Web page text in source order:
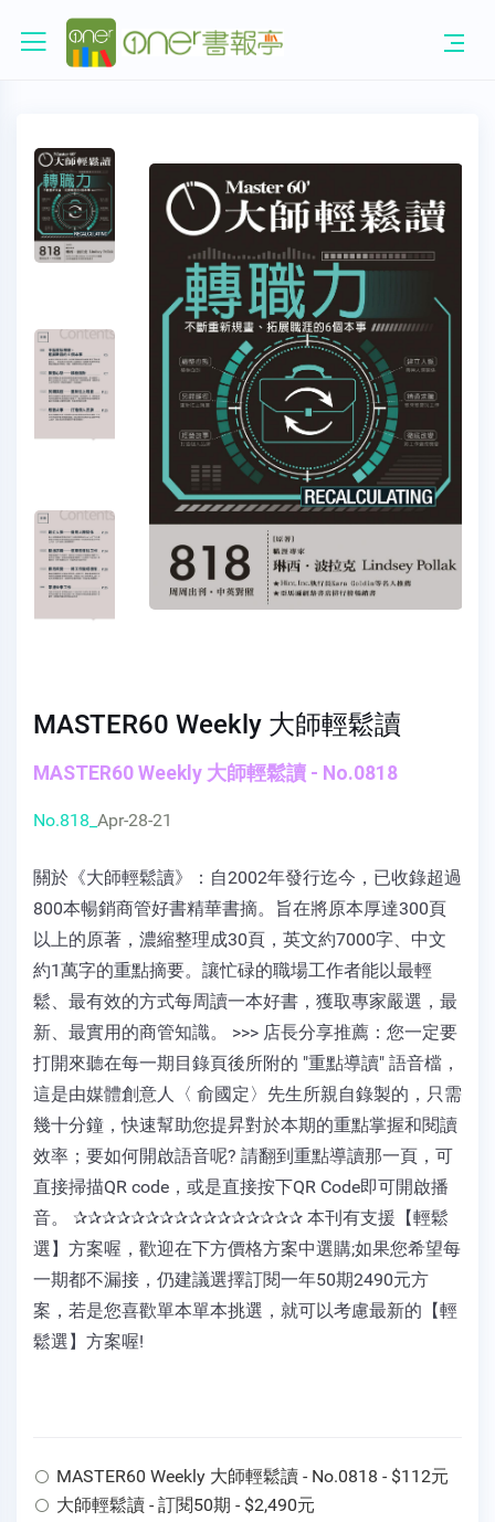
MASTER60 Weekly 大師輕鬆讀
MASTER60 Weekly 大師輕鬆讀 - No.0818
No.818_ Apr-28-21
關於《大師輕鬆讀》：自2002年發行迄今，已收錄超過
800本暢銷商管好書精華書摘。旨在將原本厚達300頁
以上的原著，濃縮整理成30頁，英文約7000字、中文
約1萬字的重點摘要。讓忙碌的職場工作者能以最輕
鬆、最有效的方式每周讀一本好書，獲取專家嚴選，最
新、最實用的商管知識。 >>> 店長分享推薦：您一定要
打開來聽在每一期目錄頁後所附的 "重點導讀" 語音檔，
這是由媒體創意人〈 俞國定〉先生所親自錄製的，只需
幾十分鐘，快速幫助您提昇對於本期的重點掌握和閱讀
效率；要如何開啟語音呢? 請翻到重點導讀那一頁，可
直接掃描QR code，或是直接按下QR Code即可開啟播
音。 ✰✰✰✰✰✰✰✰✰✰✰✰✰✰✰✰ 本刊有支援【輕鬆
選】方案喔，歡迎在下方價格方案中選購;如果您希望每
一期都不漏接，仍建議選擇訂閱一年50期2490元方
案，若是您喜歡單本單本挑選，就可以考慮最新的【輕
鬆選】方案喔!
MASTER60 Weekly 大師輕鬆讀 - No.0818 - $112元
大師輕鬆讀 - 訂閱50期 - $2,490元